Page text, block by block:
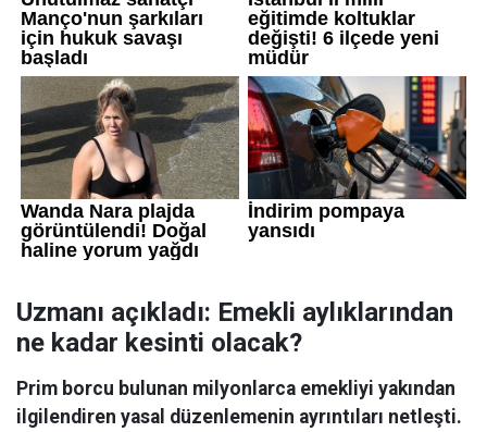
Uzmanı açıkladı: Emekli aylıklarından
ne kadar kesinti olacak?
Prim borcu bulunan milyonlarca emekliyi yakından
ilgilendiren yasal düzenlemenin ayrıntıları netleşti.